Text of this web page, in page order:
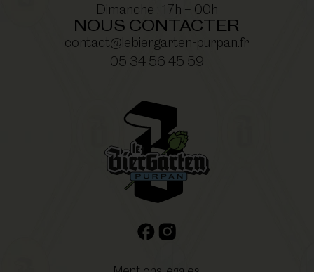
Dimanche : 17h – 00h
NOUS CONTACTER
contact@lebiergarten-purpan.fr
05 34 56 45 59